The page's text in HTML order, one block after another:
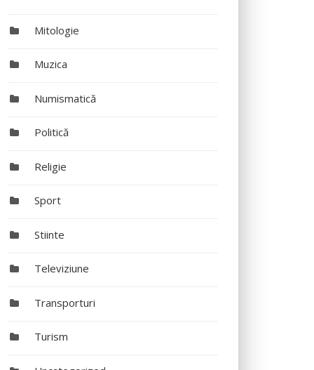
Mitologie
Muzica
Numismatică
Politică
Religie
Sport
Stiinte
Televiziune
Transporturi
Turism